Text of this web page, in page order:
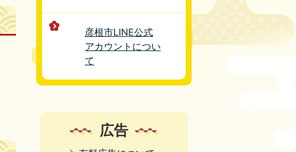
彦根市LINE公式
アカウントについ
て
広告